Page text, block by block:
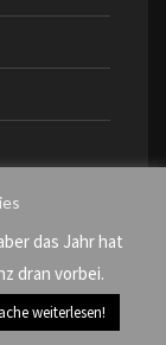
das Jahr hat
dran vorbei.
weiterlesen!